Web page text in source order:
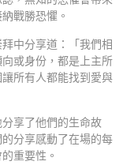
戰勝恐懼。
中分享道：「我們相
或身份，都是上主所
所有人都能找到愛與
享了他們的生命故
分享感動了在場的每
重要性。